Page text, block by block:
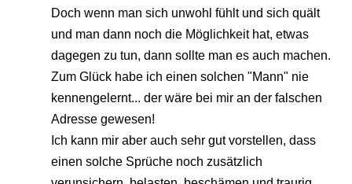
Doch wenn man sich unwohl fühlt und sich quält
und man dann noch die Möglichkeit hat, etwas
dagegen zu tun, dann sollte man es auch machen.
Zum Glück habe ich einen solchen "Mann" nie
kennengelernt... der wäre bei mir an der falschen
Adresse gewesen!
Ich kann mir aber auch sehr gut vorstellen, dass
einen solche Sprüche noch zusätzlich